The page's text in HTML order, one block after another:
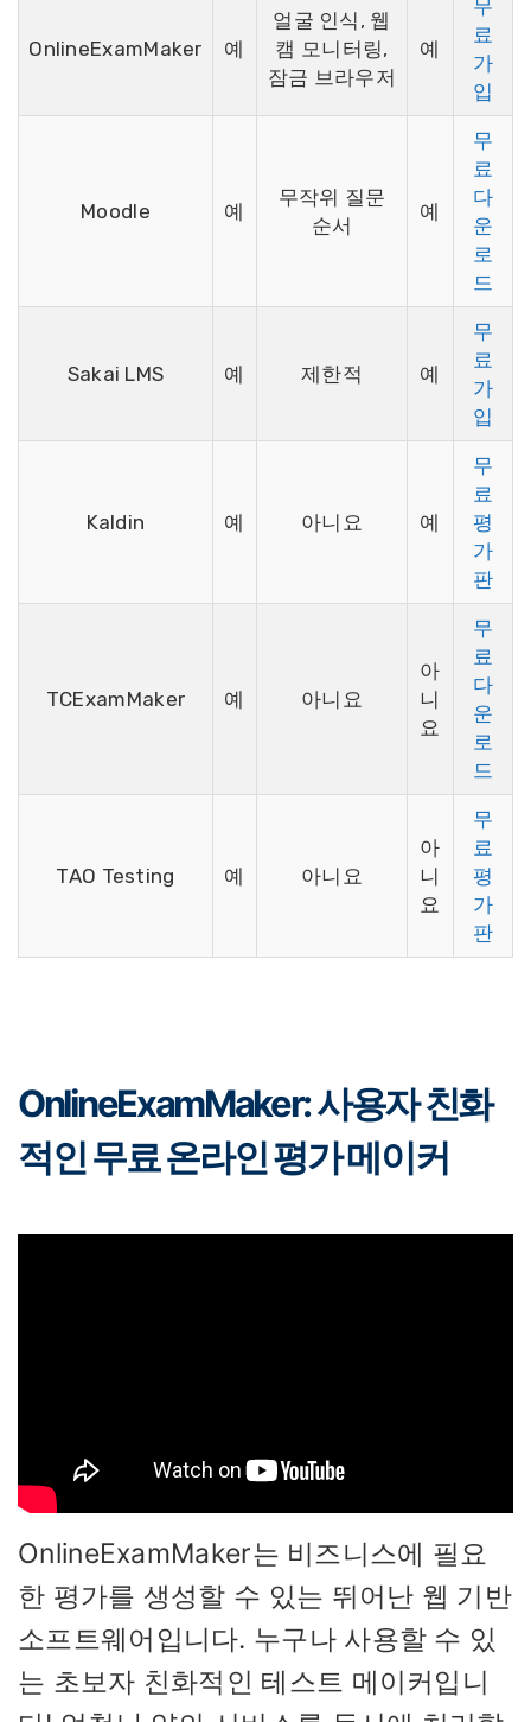
OnlineExamMaker 예
얼굴 인식, 웹
캠 모니터링,
잠금 브라우저
예
무
료
가
입
Moodle 예
무작위 질문
순서
예
무
료
다
운
로
드
Sakai LMS 예 제한적 예
무
료
가
입
Kaldin 예 아니요 예
무
료
평
가
판
TCExamMaker 예 아니요
아
니
요
무
료
다
운
로
드
TAO Testing 예 아니요
아
니
요
무
료
평
가
판
OnlineExamMaker: 사용자 친화
적인 무료 온라인 평가 메이커
OnlineExamMaker는 비즈니스에 필요
한 평가를 생성할 수 있는 뛰어난 웹 기반
소프트웨어입니다. 누구나 사용할 수 있
는 초보자 친화적인 테스트 메이커입니